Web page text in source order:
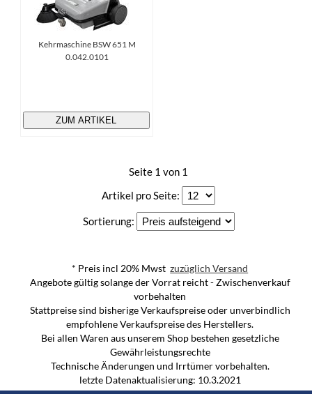
Kehrmaschine BSW 651 M
0.042.0101
ZUM ARTIKEL
Seite 1 von 1
Artikel pro Seite:
Sortierung:
* Preis incl 20% Mwstzuzüglich Versand
Angebote gültig solange der Vorrat reicht - Zwischenverkauf
vorbehalten
Stattpreise sind bisherige Verkaufspreise oder unverbindlich
empfohlene Verkaufspreise des Herstellers.
Bei allen Waren aus unserem Shop bestehen gesetzliche
Gewährleistungsrechte
Technische Änderungen und Irrtümer vorbehalten.
letzte Datenaktualisierung: 10.3.2021